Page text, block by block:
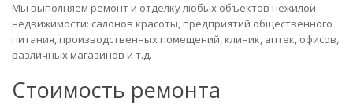
Мы выполняем ремонт и отделку любых объектов нежилой
недвижимости: салонов красоты, предприятий общественного
питания, производственных помещений, клиник, аптек, офисов,
различных магазинов и т.д.
Стоимость ремонта